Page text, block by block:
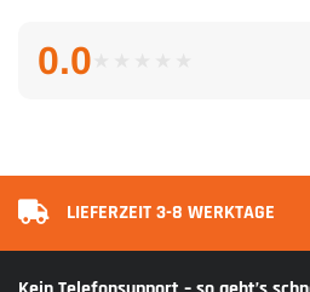
0.0
LIEFERZEIT 3-8 WERKTAGE